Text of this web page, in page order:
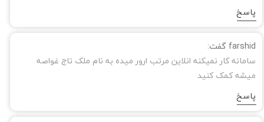
پاسخ
farshid گفت:
سامانه کار نمیکنه انلاین مرتب ارور میده به نام ملک تاج غواصه
میشه کمک کنید
پاسخ